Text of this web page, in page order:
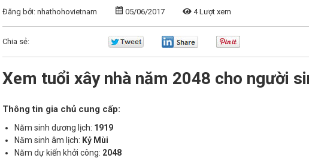
Đăng bởi: nhathohovietnam 05/06/2017 4 Lượt xem
Chia sẻ:
Xem tuổi xây nhà năm 2048 cho người
Thông tin gia chủ cung cấp:
Năm sinh dương lịch: 1919
Năm sinh âm lịch: Kỷ Mùi
Năm dự kiến khởi công: 2048